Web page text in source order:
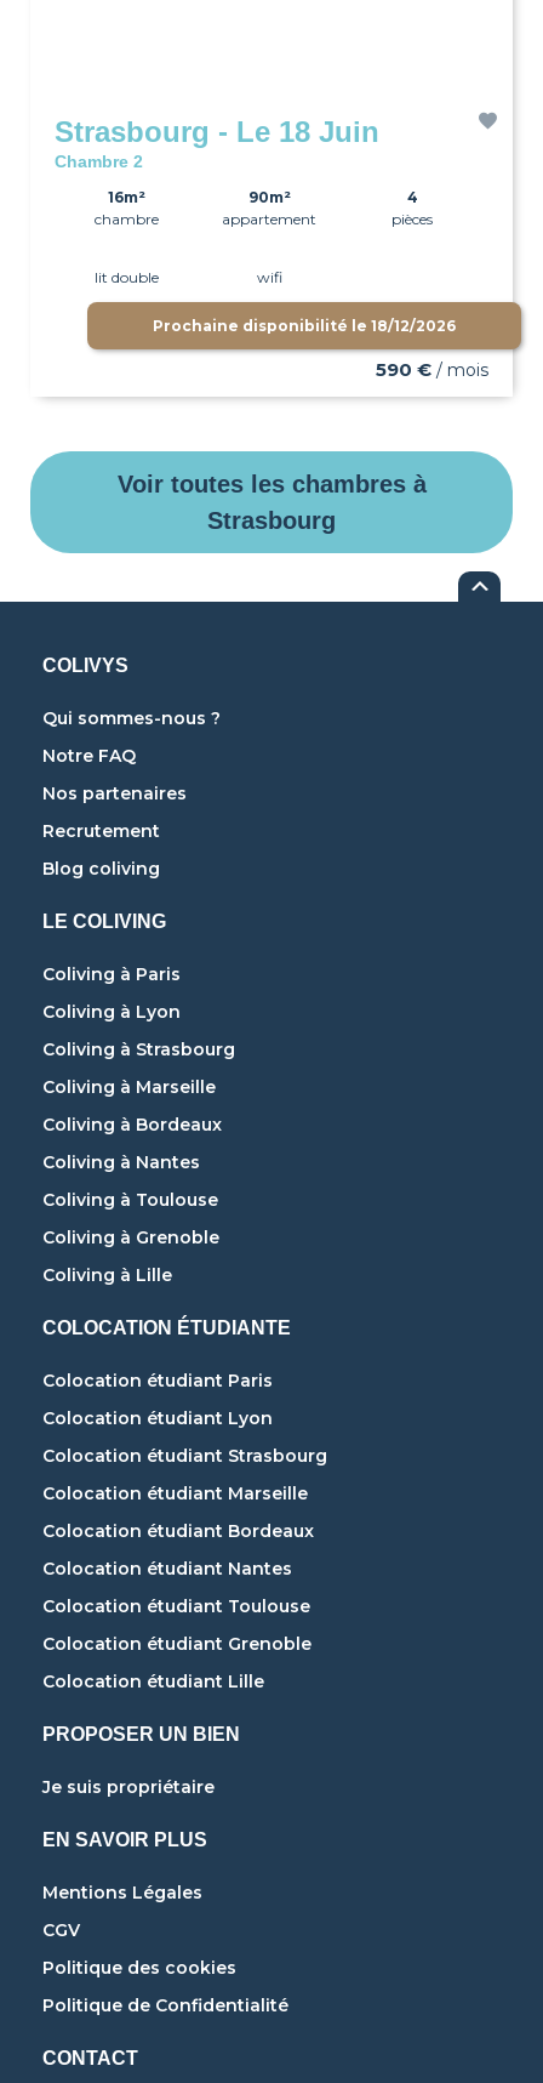
Strasbourg - Le 18 Juin
Chambre 2
16m²
chambre
90m²
appartement
4
pièces
lit double wifi
Prochaine disponibilité le 18/12/2026
590 € / mois
Voir toutes les chambres à
Strasbourg
COLIVYS
Qui sommes-nous ?
Notre FAQ
Nos partenaires
Recrutement
Blog coliving
LE COLIVING
Coliving à Paris
Coliving à Lyon
Coliving à Strasbourg
Coliving à Marseille
Coliving à Bordeaux
Coliving à Nantes
Coliving à Toulouse
Coliving à Grenoble
Coliving à Lille
COLOCATION ÉTUDIANTE
Colocation étudiant Paris
Colocation étudiant Lyon
Colocation étudiant Strasbourg
Colocation étudiant Marseille
Colocation étudiant Bordeaux
Colocation étudiant Nantes
Colocation étudiant Toulouse
Colocation étudiant Grenoble
Colocation étudiant Lille
PROPOSER UN BIEN
Je suis propriétaire
EN SAVOIR PLUS
Mentions Légales
CGV
Politique des cookies
Politique de Confidentialité
CONTACT